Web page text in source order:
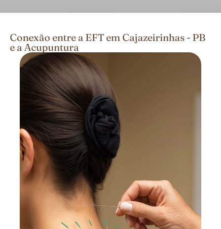
Conexão entre a EFT em Cajazeirinhas - PB
e a Acupuntura